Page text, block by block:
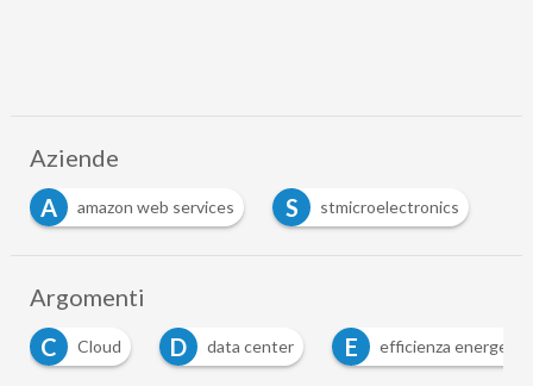
Aziende
A
amazon web services S stmicroelectronics
Argomenti
D
data center E efficienza energetica H hpc